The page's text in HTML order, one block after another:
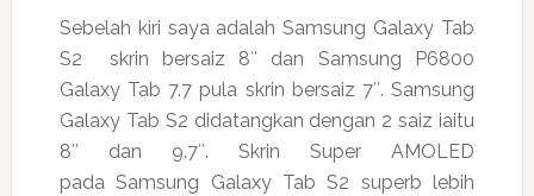
Sebelah kiri saya adalah Samsung Galaxy Tab
S2 skrin bersaiz 8″ dan Samsung P6800
Galaxy Tab 7.7 pula skrin bersaiz 7″. Samsung
Galaxy Tab S2 didatangkan dengan 2 saiz iaitu
8″ dan 9.7″. Skrin Super AMOLED
pada Samsung Galaxy Tab S2 superb lebih